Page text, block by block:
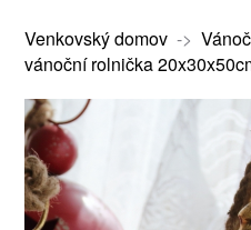
Venkovský domov->
vánoční rolnička